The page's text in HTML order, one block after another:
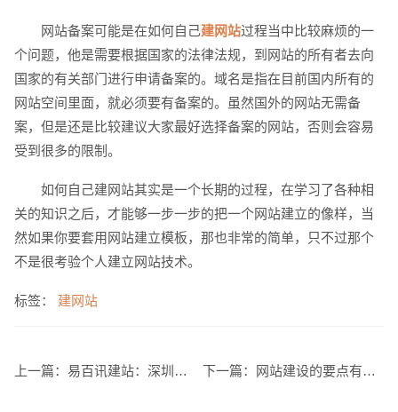
网站备案可能是在如何自己建网站过程当中比较麻烦的一
个问题，他是需要根据国家的法律法规，到网站的所有者去向
国家的有关部门进行申请备案的。域名是指在目前国内所有的
网站空间里面，就必须要有备案的。虽然国外的网站无需备
案，但是还是比较建议大家最好选择备案的网站，否则会容易
受到很多的限制。
如何自己建网站其实是一个长期的过程，在学习了各种相
关的知识之后，才能够一步一步的把一个网站建立的像样，当
然如果你要套用网站建立模板，那也非常的简单，只不过那个
不是很考验个人建立网站技术。
标签： 建网站
上一篇： 易百讯建站：深圳建网站流程有哪些 下一篇： 网站建设的要点有哪些
创意品牌型网站 · 标准企业官网建设 · 外贸网
电商及系统平台开发 · 微信小程序开发 · 年度